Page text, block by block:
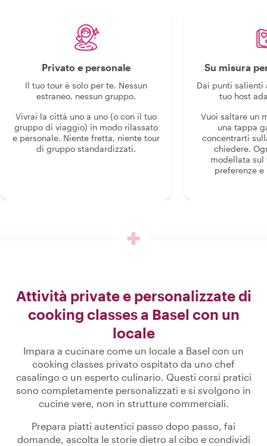
Privato e personale
Il tuo tour è solo per te. Nessun
estraneo, nessun gruppo.
Vivrai la città uno a uno (o con il tuo
gruppo di viaggio) in modo rilassato
e personale. Niente fretta, niente tour
di gruppo standardizzati.
Su misura
Dai punti salienti
tuo host
Vuoi saltare un
una tappa
concentrarti
chiedere.
modellata sul
preferenze
Attività private e personalizzate di
cooking classes a Basel con un
locale
Impara a cucinare come un locale a Basel con un
cooking classes privato ospitato da uno chef
casalingo o un esperto culinario. Questi corsi pratici
sono completamente personalizzati e si svolgono in
cucine vere, non in strutture commerciali.
Prepara piatti autentici passo dopo passo, fai
domande, ascolta le storie dietro al cibo e condividi